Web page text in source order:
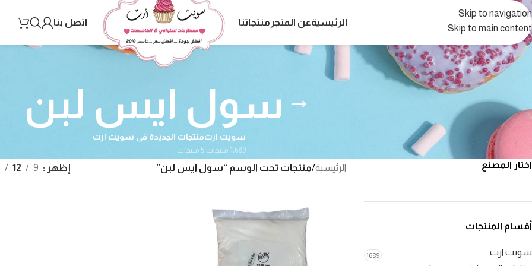
Skip to navigation
Skip to main content
الرئيسيةعن المتجر منتجاتنا اتصل بنا
سول ايس لبن
سويت ارت
1٬689 منتجات
منتجات الجديدة فى سويت ارت
5 منتجات
اختار المصنع
أقسام المنتجات
سويت ارت 1689
الرئيسية/منتجات تحت الوسم “سول ايس لبن” إظهر 9
12